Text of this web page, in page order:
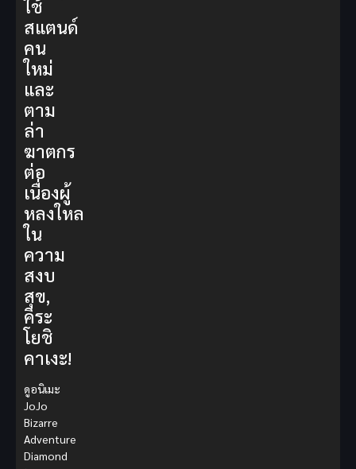
ใช้
สแตนด์
คน
ใหม่
และ
ตาม
ล่า
ฆาตกร
ต่อ
เนื่องผู้
หลงใหล
ใน
ความ
สงบ
สุข,
คิระ
โยชิ
คาเงะ!
ดูอนิเมะ
JoJo
Bizarre
Adventure
Diamond